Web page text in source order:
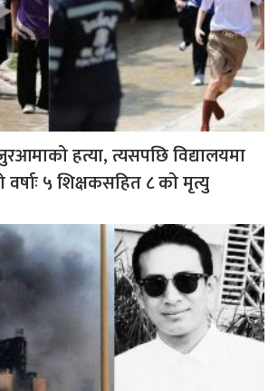
हत्या, त्यसपछि विद्यालयमा
५ शिक्षकसहित ८ को मृत्यु